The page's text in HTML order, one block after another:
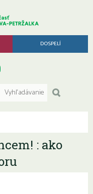
DOSPELÍ
: ako